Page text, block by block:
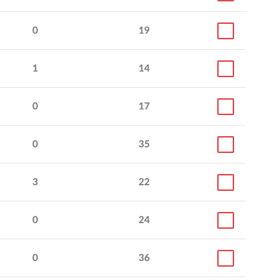
0 19
1 14
0 17
0 35
3 22
0 24
0 36